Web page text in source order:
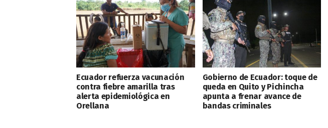
Ecuador refuerza vacunación
contra fiebre amarilla tras
alerta epidemiológica en
Orellana
Gobierno de Ecuador: toque de
queda en Quito y Pichincha
apunta a frenar avance de
bandas criminales